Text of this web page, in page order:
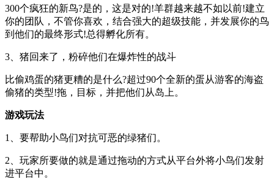
300个疯狂的新鸟?是的，这是对的!羊群越来越不如以前!建立
你的团队，不管你喜欢，结合强大的超级技能，并发展你的鸟
到他们的最终形式!总得孵化所有。
3、猪回来了，粉碎他们在爆炸性的战斗
比偷鸡蛋的猪更糟的是什么?超过90个全新的蛋从游客的海盗
偷猪的类型!拖，目标，并把他们从岛上。
游戏玩法
1、要帮助小鸟们对抗可恶的绿猪们。
2、玩家所要做的就是通过拖动的方式从平台外将小鸟们发射
进平台中。